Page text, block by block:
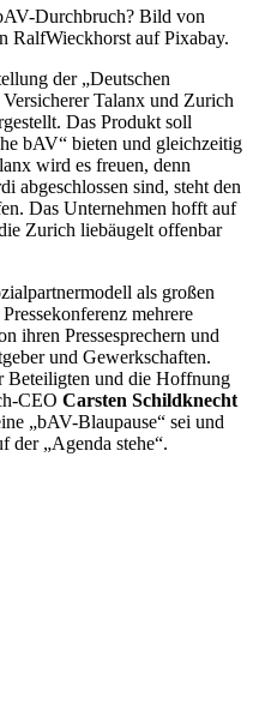
Durchbruch? Bild von
RalfWieckhorst auf Pixabay.
der „Deutschen
Talanx und Zurich
Das Produkt soll
bAV“ bieten und gleichzeitig
wird es freuen, denn
abgeschlossen sind, steht den
Das Unternehmen hofft auf
Zurich liebäugelt offenbar
als großen
mehrere
ihren Pressesprechern und
und Gewerkschaften.
Beteiligten und die Hoffnung
CEO Carsten Schildknecht
„bAV-Blaupause“ sei und
der „Agenda stehe“.